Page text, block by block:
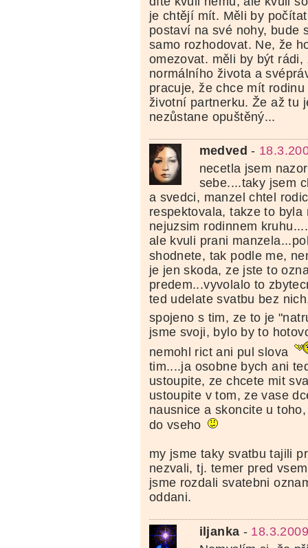
je chtějí mít. Měli by
postaví na své nohy, bude
samo rozhodovat. Ne, že
omezovat. měli by být rádi,
normálního života a
pracuje, že chce mít
životní partnerku. Že až tu
nezůstane opuštěný...
medved -
necetla jsem
sebe....taky jsem
a svedci, manzel chtel
respektovala, takze to byla
nejuzsim rodinnem
ale kvuli prani
shodnete, tak podle me,
je jen skoda, ze jste to
predem...vyvolalo to
ted udelate svatbu bez
spojeno s tim, ze to je
jsme svoji, bylo by to
nemohl rict ani pul slova
tim....ja osobne bych ani
ustoupite, ze chcete mit
ustoupite v tom, ze vase
nausnice a skoncite u
do vseho
my jsme taky svatbu tajili
nezvali, tj. temer pred
jsme rozdali svatebni
oddani.
iljanka -